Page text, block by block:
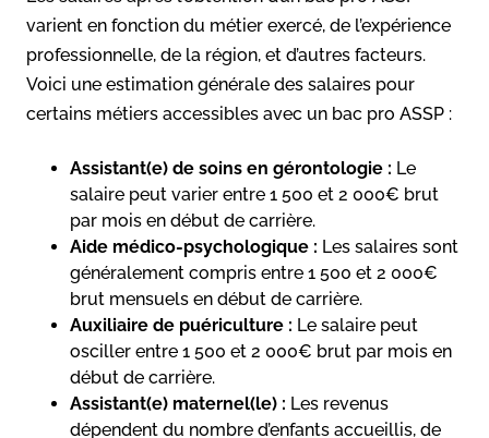
varient en fonction du métier exercé, de l’expérience
professionnelle, de la région, et d’autres facteurs.
Voici une estimation générale des salaires pour
certains métiers accessibles avec un bac pro ASSP :
Assistant(e) de soins en gérontologie : Le
salaire peut varier entre 1 500 et 2 000€ brut
par mois en début de carrière.
Aide médico-psychologique : Les salaires sont
généralement compris entre 1 500 et 2 000€
brut mensuels en début de carrière.
Auxiliaire de puériculture : Le salaire peut
osciller entre 1 500 et 2 000€ brut par mois en
début de carrière.
Assistant(e) maternel(le) : Les revenus
dépendent du nombre d’enfants accueillis, de